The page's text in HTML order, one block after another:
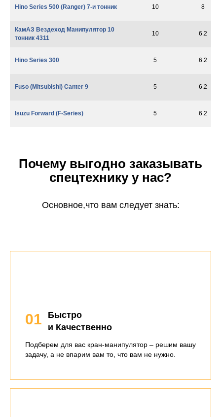
Hino Series 500 (Ranger) 7-и тонник 10 8
КамАЗ Вездеход Манипулятор 10
тонник 4311
10 6.2
Hino Series 300 5 6.2
Fuso (Mitsubishi) Canter 9 5 6.2
Isuzu Forward (F-Series) 5 6.2
Почему выгодно заказывать
спецтехнику у нас?
Основное,что вам следует знать:
01
Быстро
и Качественно
Подберем для вас кран-манипулятор – решим вашу
задачу, а не впарим вам то, что вам не нужно.